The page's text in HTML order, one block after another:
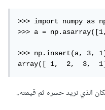
>>> import numpy as
>>> a =
>>> np.insert(a, 3,
array([ 1,  2,  3,